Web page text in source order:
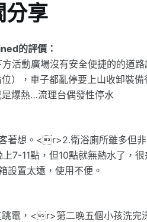
分享
的評價：
活動廣場沒有安全便捷的的道
），車子都亂停要上山收卸裝
爆熱…流理台偶發性停水
著想。<r>2.衛浴廁所雖多但
7-11點，但10點就無熱水了，
置太遠，使用不便。
電，<r>第二晚五個小孩洗完